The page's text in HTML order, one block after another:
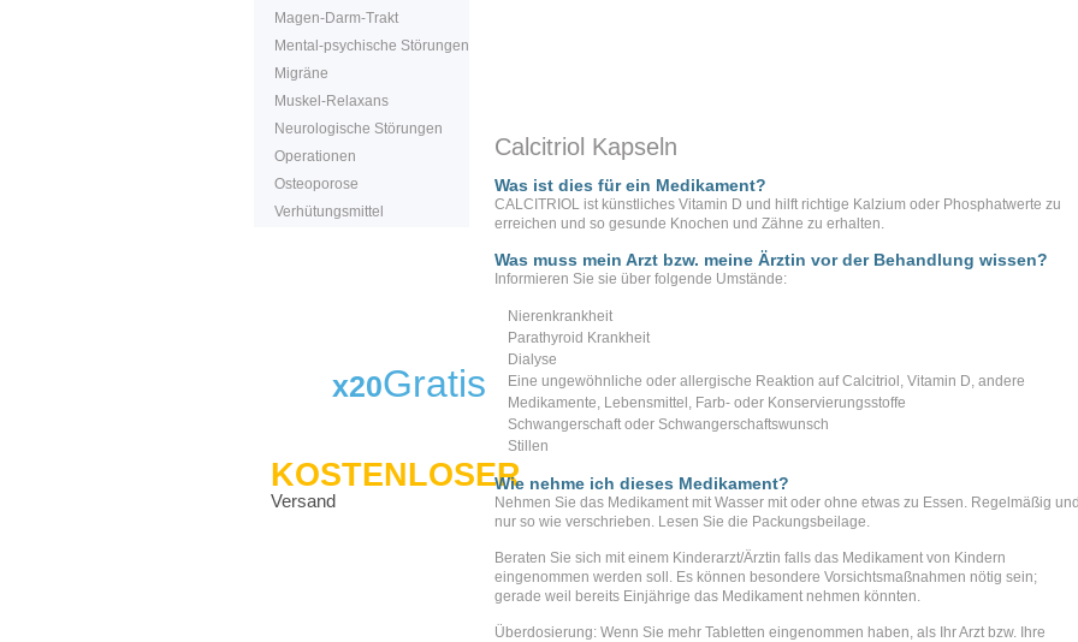
Magen-Darm-Trakt
Mental-psychische Störungen
Migräne
Muskel-Relaxans
Neurologische Störungen
Operationen
Osteoporose
Verhütungsmittel
x20Gratis
KOSTENLOSER
Versand
Calcitriol Kapseln
Was ist dies für ein Medikament?
CALCITRIOL ist künstliches Vitamin D und hilft richtige Kalzium oder Phosphatwerte zu
erreichen und so gesunde Knochen und Zähne zu erhalten.
Was muss mein Arzt bzw. meine Ärztin vor der Behandlung wissen?
Informieren Sie sie über folgende Umstände:
Nierenkrankheit
Parathyroid Krankheit
Dialyse
Eine ungewöhnliche oder allergische Reaktion auf Calcitriol, Vitamin D, andere
Medikamente, Lebensmittel, Farb- oder Konservierungsstoffe
Schwangerschaft oder Schwangerschaftswunsch
Stillen
Wie nehme ich dieses Medikament?
Nehmen Sie das Medikament mit Wasser mit oder ohne etwas zu Essen. Regelmäßig
nur so wie verschrieben. Lesen Sie die Packungsbeilage.
Beraten Sie sich mit einem Kinderarzt/Ärztin falls das Medikament von Kindern
eingenommen werden soll. Es können besondere Vorsichtsmaßnahmen nötig sein;
gerade weil bereits Einjährige das Medikament nehmen könnten.
Überdosierung: Wenn Sie mehr Tabletten eingenommen haben, als Ihr Arzt bzw. Ihre